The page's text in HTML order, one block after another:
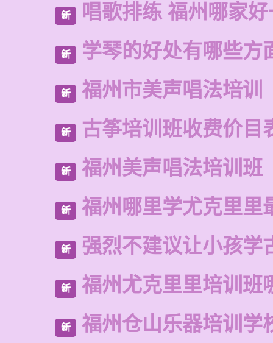
新 唱歌排练 福州哪家
新 学琴的好处有哪些方
新 福州市美声唱法培训
新 古筝培训班收费价目
新 福州美声唱法培训班
新 福州哪里学尤克里里
新 强烈不建议让小孩学
新 福州尤克里里培训班
新 福州仓山乐器培训学